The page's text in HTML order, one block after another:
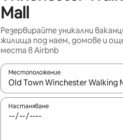
Mall
Резервирайте уникални
жилища под наем, домове и
места в Airbnb
Местоположение
Когато резултатите се
Настаняване